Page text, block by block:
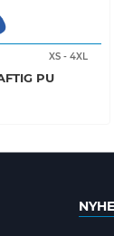
PU
XS - 4XL